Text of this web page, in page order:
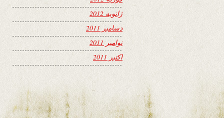
ژانویه 2012
دسامبر 2011
نوامبر 2011
اکتبر 2011